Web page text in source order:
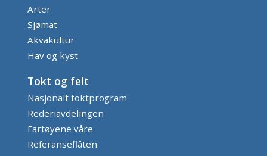
Arter
Sjømat
Akvakultur
Hav og kyst
Tokt og felt
Nasjonalt toktprogram
Rederiavdelingen
Fartøyene våre
Referanseflåten